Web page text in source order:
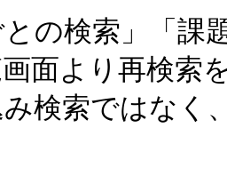
との検索」「
面より再検索
検索ではなく